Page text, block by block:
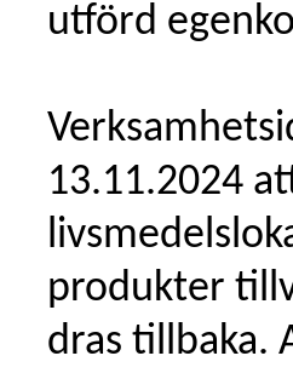
utförd
13.11.2024
produkter
dras tillbaka.